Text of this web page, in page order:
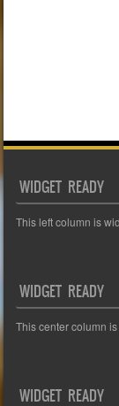
WIDGET READY
This left column is
WIDGET READY
This center column
WIDGET READY